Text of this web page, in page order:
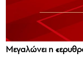
Μεγαλώνει η